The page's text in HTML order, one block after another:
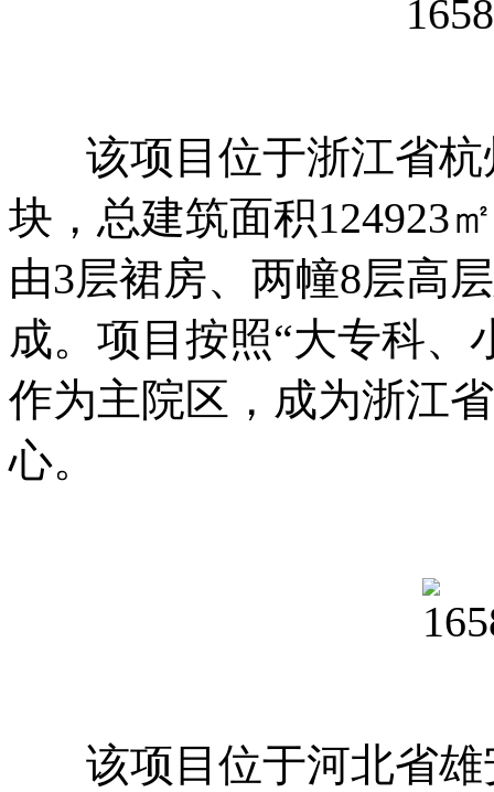
该项目位于浙江省杭
块，总建筑面积124923
由3层裙房、两幢8层高
成。项目按照“大专科、
作为主院区，成为浙江
心。
该项目位于河北省雄